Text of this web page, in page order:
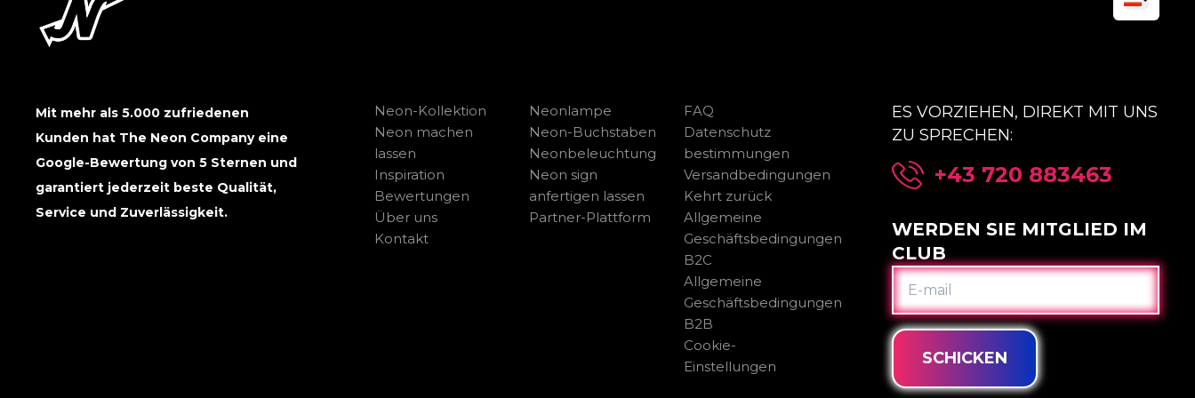
Mit mehr als 5.000 zufriedenen
Kunden hat The Neon Company eine
Google-Bewertung von 5 Sternen und
garantiert jederzeit beste Qualität,
Service und Zuverlässigkeit.
Neon-Kollektion
Neon machen
lassen
Inspiration
Bewertungen
Über uns
Kontakt
Neonlampe
Neon-Buchstaben
Neonbeleuchtung
Neon sign
anfertigen lassen
Partner-Plattform
FAQ
Datenschutz
bestimmungen
Versandbedingungen
Kehrt zurück
Allgemeine
Geschäftsbedingungen
B2C
Allgemeine
Geschäftsbedingungen
B2B
Cookie-
Einstellungen
ES VORZIEHEN, DIREKT MIT UNS
ZU SPRECHEN:
+43 720 883463
WERDEN SIE MITGLIED IM
CLUB
E-
MAIL
SCHICKEN